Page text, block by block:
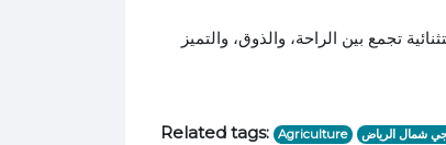
تجمع بين الراحة، والذوق، والتميز
Related tags: Agriculture شمال الرياض